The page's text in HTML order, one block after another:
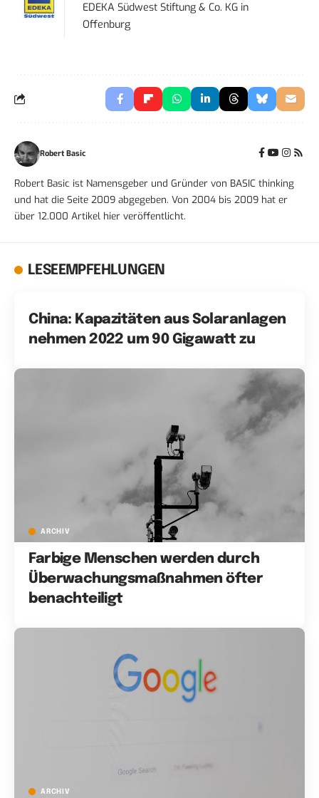
EDEKA Südwest Stiftung & Co. KG in
Offenburg
Robert Basic
Robert Basic ist Namensgeber und Gründer von BASIC thinking
und hat die Seite 2009 abgegeben. Von 2004 bis 2009 hat er
über 12.000 Artikel hier veröffentlicht.
LESEEMPFEHLUNGEN
China: Kapazitäten aus Solaranlagen
nehmen 2022 um 90 Gigawatt zu
ARCHIV
Farbige Menschen werden durch
Überwachungsmaßnahmen öfter
benachteiligt
ARCHIV